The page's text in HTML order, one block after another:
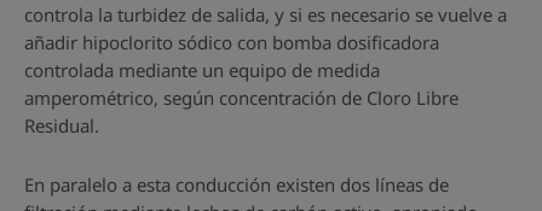
controla la turbidez de salida, y si es necesario se vuelve a
añadir hipoclorito sódico con bomba dosificadora
controlada mediante un equipo de medida
amperométrico, según concentración de Cloro Libre
Residual.
En paralelo a esta conducción existen dos líneas de